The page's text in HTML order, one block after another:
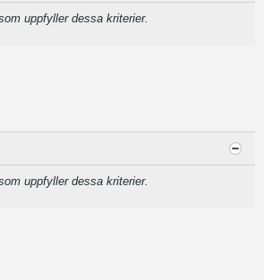
uppfyller dessa kriterier.
uppfyller dessa kriterier.